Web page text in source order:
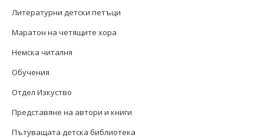
Литературни детски петъци
Маратон на четящите хора
Немска читалня
Обучения
Отдел Изкуство
Представяне на автори и книги
Пътуващата детска библиотека